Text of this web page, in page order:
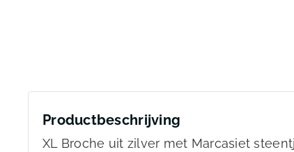
Productbeschrijving
XL Broche uit zilver met Marcasiet